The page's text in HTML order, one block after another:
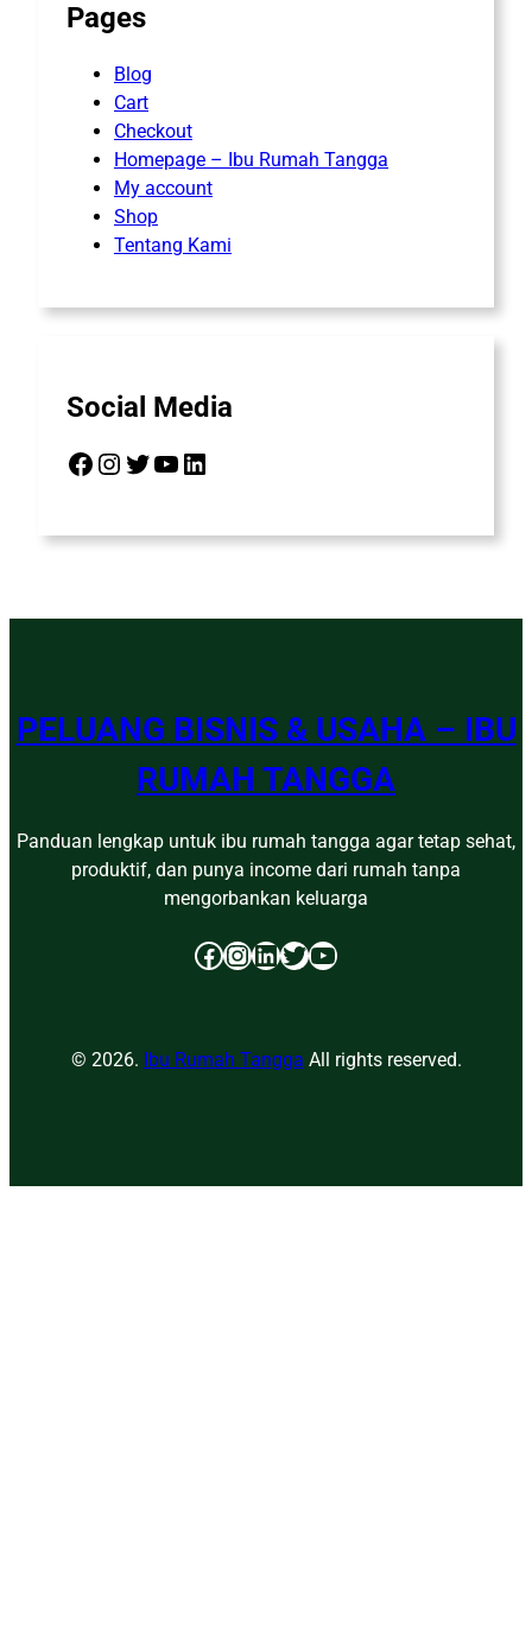
Pages
Blog
Cart
Checkout
Homepage – Ibu Rumah Tangga
My account
Shop
Tentang Kami
Social Media
Facebook Instagram Twitter YouTube LinkedIn
PELUANG BISNIS & USAHA – IBU
RUMAH TANGGA
Panduan lengkap untuk ibu rumah tangga agar tetap sehat,
produktif, dan punya income dari rumah tanpa
mengorbankan keluarga
Facebook InstagramLinkedIn Twitter YouTube
© 2026. Ibu Rumah Tangga All rights reserved.